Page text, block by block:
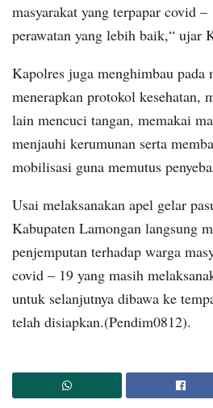
masyarakat yang terpapar covid
perawatan yang lebih baik,“ ujar
Kapolres juga menghimbau pada
menerapkan protokol kesehatan,
lain mencuci tangan, memakai
menjauhi kerumunan serta
mobilisasi guna memutus
Usai melaksanakan apel gelar
Kabupaten Lamongan langsung
penjemputan terhadap warga
covid – 19 yang masih
untuk selanjutnya dibawa ke
telah disiapkan.(Pendim0812).